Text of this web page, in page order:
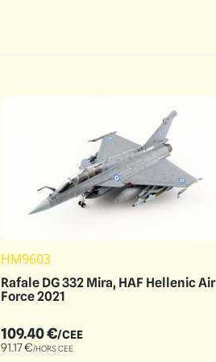
HM9603
Rafale DG 332 Mira, HAF Hellenic Air
Force 2021
109.40€/CEE
91.17€/HORS CEE